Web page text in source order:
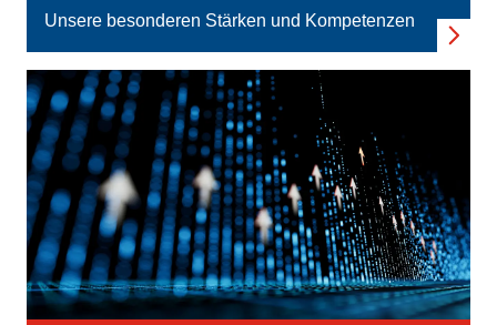
Unsere besonderen Stärken und Kompetenzen